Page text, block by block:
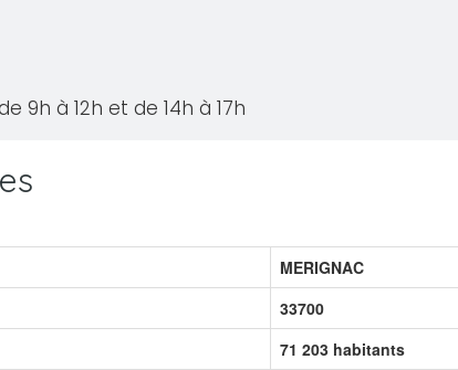
9h à 12h et de 14h à 17h
MERIGNAC
33700
71 203 habitants